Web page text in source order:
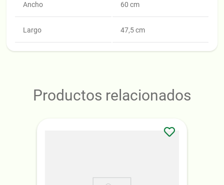
Ancho 60 cm
Largo 47,5 cm
Productos relacionados